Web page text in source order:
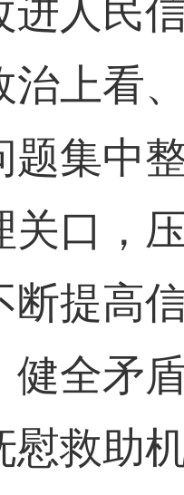
进人民
治上看
题集中
关口，
断提高
健全矛
慰救助